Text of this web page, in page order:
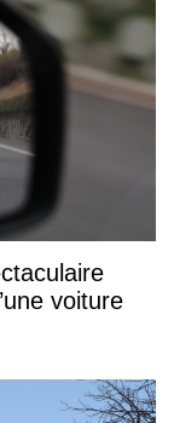
voiture